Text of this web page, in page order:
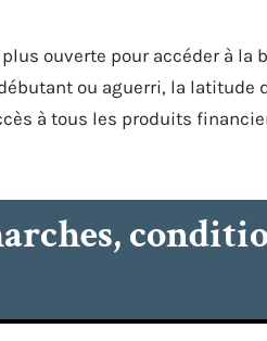
ouverte pour accéder à la
ou aguerri, la latitude
à tous les produits